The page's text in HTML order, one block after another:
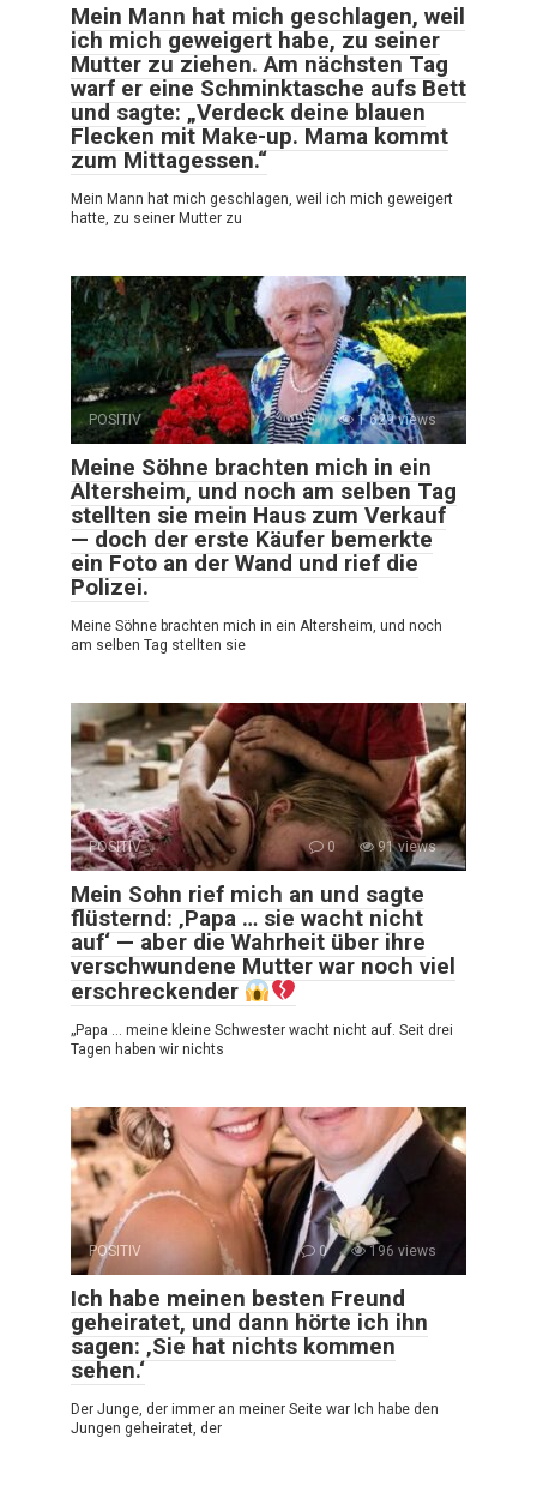
Mein Mann hat mich geschlagen, weil
ich mich geweigert habe, zu seiner
Mutter zu ziehen. Am nächsten Tag
warf er eine Schminktasche aufs Bett
und sagte: „Verdeck deine blauen
Flecken mit Make-up. Mama kommt
zum Mittagessen.“
Mein Mann hat mich geschlagen, weil ich mich geweigert
hatte, zu seiner Mutter zu
POSITIV 0 1 629 views
Meine Söhne brachten mich in ein
Altersheim, und noch am selben Tag
stellten sie mein Haus zum Verkauf
— doch der erste Käufer bemerkte
ein Foto an der Wand und rief die
Polizei.
Meine Söhne brachten mich in ein Altersheim, und noch
am selben Tag stellten sie
POSITIV 0 91 views
Mein Sohn rief mich an und sagte
flüsternd: ‚Papa … sie wacht nicht
auf‘ — aber die Wahrheit über ihre
verschwundene Mutter war noch viel
erschreckender
„Papa … meine kleine Schwester wacht nicht auf. Seit drei
Tagen haben wir nichts
POSITIV 0 196 views
Ich habe meinen besten Freund
geheiratet, und dann hörte ich ihn
sagen: ‚Sie hat nichts kommen
sehen.‘
Der Junge, der immer an meiner Seite war Ich habe den
Jungen geheiratet, der